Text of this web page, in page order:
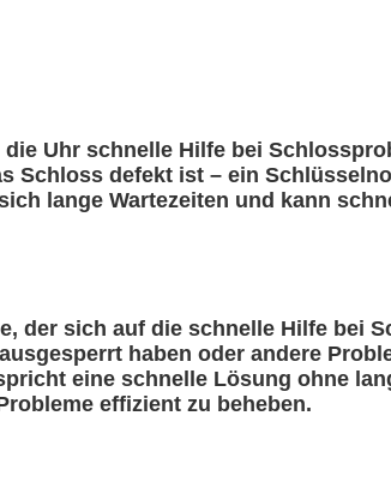
Uhr schnelle Hilfe bei
Schloss defekt ist – ein
lange Wartezeiten und kann
der sich auf die schnelle Hilfe bei
haben oder andere
eine schnelle Lösung ohne
effizient zu beheben.